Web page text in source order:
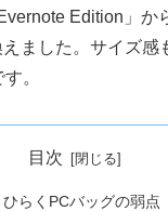
Edition」か
ました。サイズ感
。
目次
ひらくPCバッグの弱点